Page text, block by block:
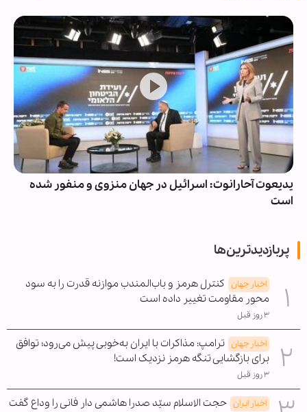
یدیعوت آحارانوت: اسرائیل در جهان منزوی و منفور شده
است
پربازدیدترین‌ها
اخبار جهان کنترل هرمز و باب‌المندب موازنه قدرت را به سود
محور مقاومت تغییر داده است
۳ روز قبل
اخبار جهان ترامپ: مذاکرات با ایران به‌خوبی پیش می‌رود؛ توافق
برای بازگشایی تنگه هرمز نزدیک است!
۳ روز قبل
اخبار ایران حجت الاسلام سیّد صدرا هاشمی دار فانی را وداع گفت